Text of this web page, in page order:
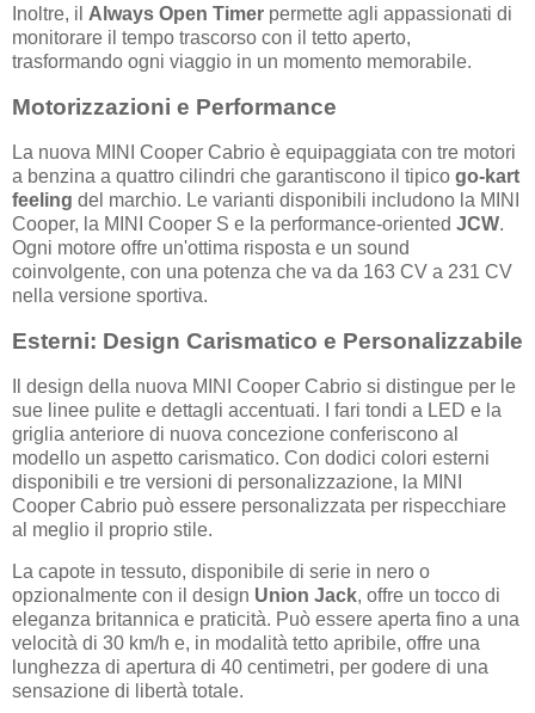
Inoltre, il Always Open Timer permette agli appassionati di
monitorare il tempo trascorso con il tetto aperto,
trasformando ogni viaggio in un momento memorabile.
Motorizzazioni e Performance
La nuova MINI Cooper Cabrio è equipaggiata con tre motori
a benzina a quattro cilindri che garantiscono il tipico go-kart
feeling del marchio. Le varianti disponibili includono la MINI
Cooper, la MINI Cooper S e la performance-oriented JCW.
Ogni motore offre un'ottima risposta e un sound
coinvolgente, con una potenza che va da 163 CV a 231 CV
nella versione sportiva.
Esterni: Design Carismatico e Personalizzabile
Il design della nuova MINI Cooper Cabrio si distingue per le
sue linee pulite e dettagli accentuati. I fari tondi a LED e la
griglia anteriore di nuova concezione conferiscono al
modello un aspetto carismatico. Con dodici colori esterni
disponibili e tre versioni di personalizzazione, la MINI
Cooper Cabrio può essere personalizzata per rispecchiare
al meglio il proprio stile.
La capote in tessuto, disponibile di serie in nero o
opzionalmente con il design Union Jack, offre un tocco di
eleganza britannica e praticità. Può essere aperta fino a una
velocità di 30 km/h e, in modalità tetto apribile, offre una
lunghezza di apertura di 40 centimetri, per godere di una
sensazione di libertà totale.